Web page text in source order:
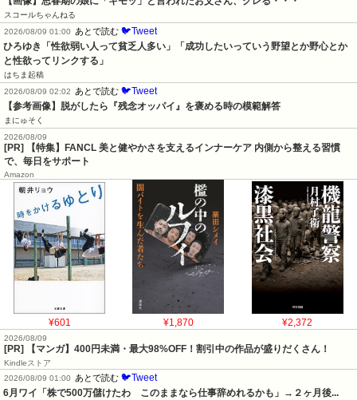
スコールちゃんねる
2026/08/09 01:00
あとで読む 🐦Tweet
ひろゆき「性欲弱い人って貧乏人多い」「成功したいっていう野望とか野心とか
と性欲ってリンクする」
はちま起稿
2026/08/09 02:02
あとで読む 🐦Tweet
【参考画像】脱がしたら『残念オッパイ』を褒める時の模範解答
まにゅそく
2026/08/09
[PR] 【特集】FANCL 美と健やかさを支えるインナーケア 内側から整える習慣
で、毎日をサポート
Amazon
¥601 ¥1,870 ¥2,372
2026/08/09
[PR] 【マンガ】400円未満・最大98%OFF！割引中の作品が盛りだくさん！
Kindleストア
2026/08/09 01:00
あとで読む 🐦Tweet
6月ワイ「株で500万儲けたわ　このままなら仕事辞めれるかも」→２ヶ月後...